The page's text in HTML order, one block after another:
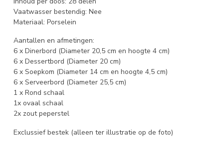
Vaatwasser bestendig: Nee
Materiaal: Porselein
Aantallen en afmetingen:
6 x Dinerbord (Diameter 20,5 cm en hoogte 4 cm)
6 x Dessertbord (Diameter 20 cm)
6 x Soepkom (Diameter 14 cm en hoogte 4,5 cm)
6 x Serveerbord (Diameter 25,5 cm)
1 x Rond schaal
1x ovaal schaal
2x zout peperstel
Exclussief bestek (alleen ter illustratie op de foto)